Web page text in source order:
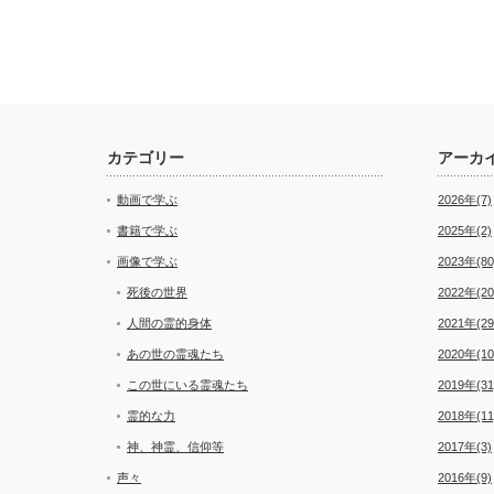
カテゴリー
動画で学ぶ
書籍で学ぶ
画像で学ぶ
死後の世界
人間の霊的身体
あの世の霊魂たち
この世にいる霊魂たち
霊的な力
神、神霊、信仰等
声々
アーカ
2026年(7)
2025年(2)
2023年
2022年
2021年
2020年
2019年
2018年
2017年(3)
2016年(9)